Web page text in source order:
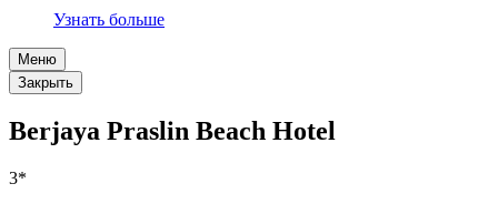
Узнать больше
Меню
Закрыть
Berjaya Praslin Beach Hotel
3*